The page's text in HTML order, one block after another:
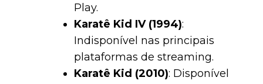
Play.
Karatê Kid IV (1994):
Indisponível nas principais
plataformas de streaming.
Karatê Kid (2010): Disponível